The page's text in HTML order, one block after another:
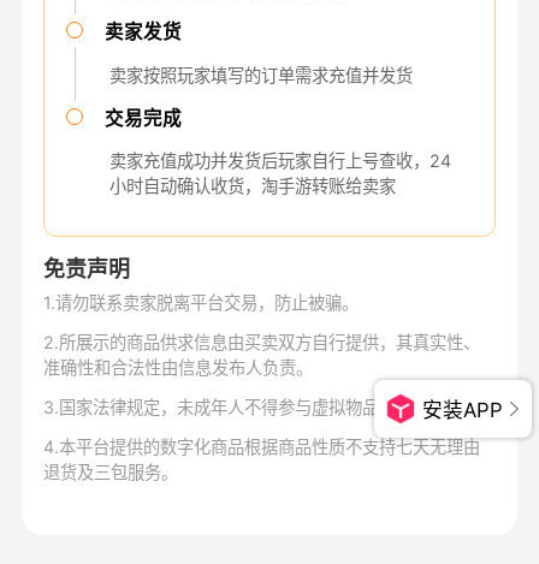
卖家发货
卖家按照玩家填写的订单需求充值并发货
交易完成
卖家充值成功并发货后玩家自行上号查收，24
小时自动确认收货，淘手游转账给卖家
免责声明
1.请勿联系卖家脱离平台交易，防止被骗。
2.所展示的商品供求信息由买卖双方自行提供，其真实性、
准确性和合法性由信息发布人负责。
3.国家法律规定，未成年人不得参与虚拟物品交易。
4.本平台提供的数字化商品根据商品性质不支持七天无理由
退货及三包服务。
安装APP